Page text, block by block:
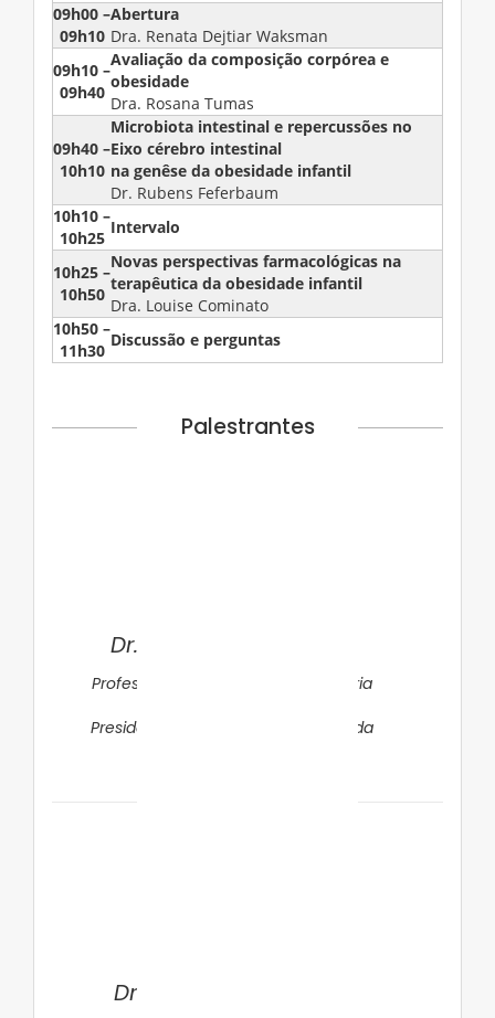
09h00 –
09h10
Abertura
Dra. Renata Dejtiar Waksman
09h10 –
09h40
Avaliação da composição corpórea e
obesidade
Dra. Rosana Tumas
09h40 –
10h10
Microbiota intestinal e repercussões no
Eixo cérebro intestinal
na genêse da obesidade infantil
Dr. Rubens Feferbaum
10h10 –
10h25
Intervalo
10h25 –
10h50
Novas perspectivas farmacológicas na
terapêutica da obesidade infantil
Dra. Louise Cominato
10h50 –
11h30
Discussão e perguntas
Palestrantes
Dr. Rubens Feferbaum
Professor Livre Docente em Pediatria
Presidente DC Suporte Nutricional da
Dra. Louise Cominato